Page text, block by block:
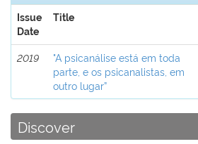
Issue
Date
Title
2019
"A psicanálise está em toda
parte, e os psicanalistas, em
outro lugar”
Discover